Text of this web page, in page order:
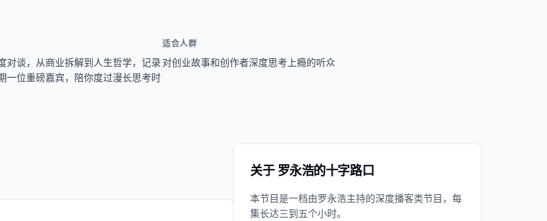
对谈，从商业拆解到人生哲学，记录
一位重磅嘉宾，陪你度过漫长思考时
适合人群
对创业故事和创作者深度思考上瘾的听众
关于 罗永浩的十字路口
本节⽬是⼀档由罗永浩主持的深度播客类节⽬，每
集长达三到五个小时。